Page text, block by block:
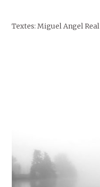
Textes: Miguel Angel Real